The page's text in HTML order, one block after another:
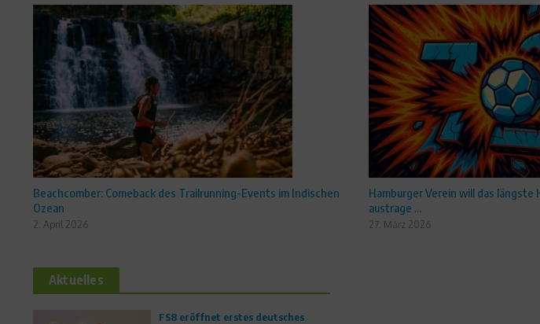
Beachcomber: Comeback des Trailrunning-Events im Indischen
Ozean
2. April 2026
Hamburger Verein will das längste
austrage ...
27. März 2026
Aktuelles
FS8 eröffnet erstes deutsches